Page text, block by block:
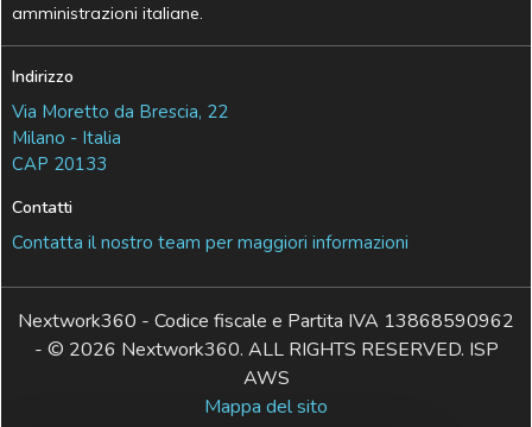
amministrazioni italiane.
Indirizzo
Via Moretto da Brescia, 22
Milano - Italia
CAP 20133
Contatti
Contatta il nostro team per maggiori informazioni
Nextwork360 - Codice fiscale e Partita IVA 13868590962
- © 2026 Nextwork360. ALL RIGHTS RESERVED. ISP
AWS
Mappa del sito